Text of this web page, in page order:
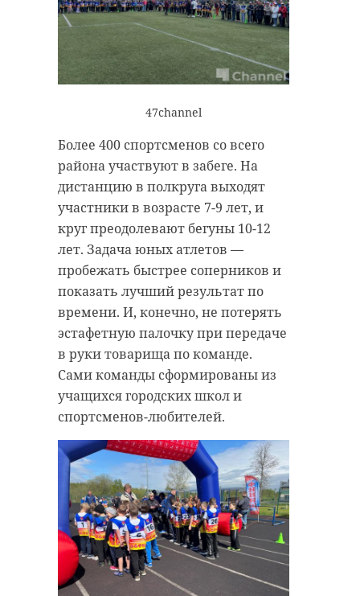
47channel
Более 400 спортсменов со всего
района участвуют в забеге. На
дистанцию в полкруга выходят
участники в возрасте 7-9 лет, и
круг преодолевают бегуны 10-12
лет. Задача юных атлетов —
пробежать быстрее соперников и
показать лучший результат по
времени. И, конечно, не потерять
эстафетную палочку при передаче
в руки товарища по команде.
Сами команды сформированы из
учащихся городских школ и
спортсменов-любителей.